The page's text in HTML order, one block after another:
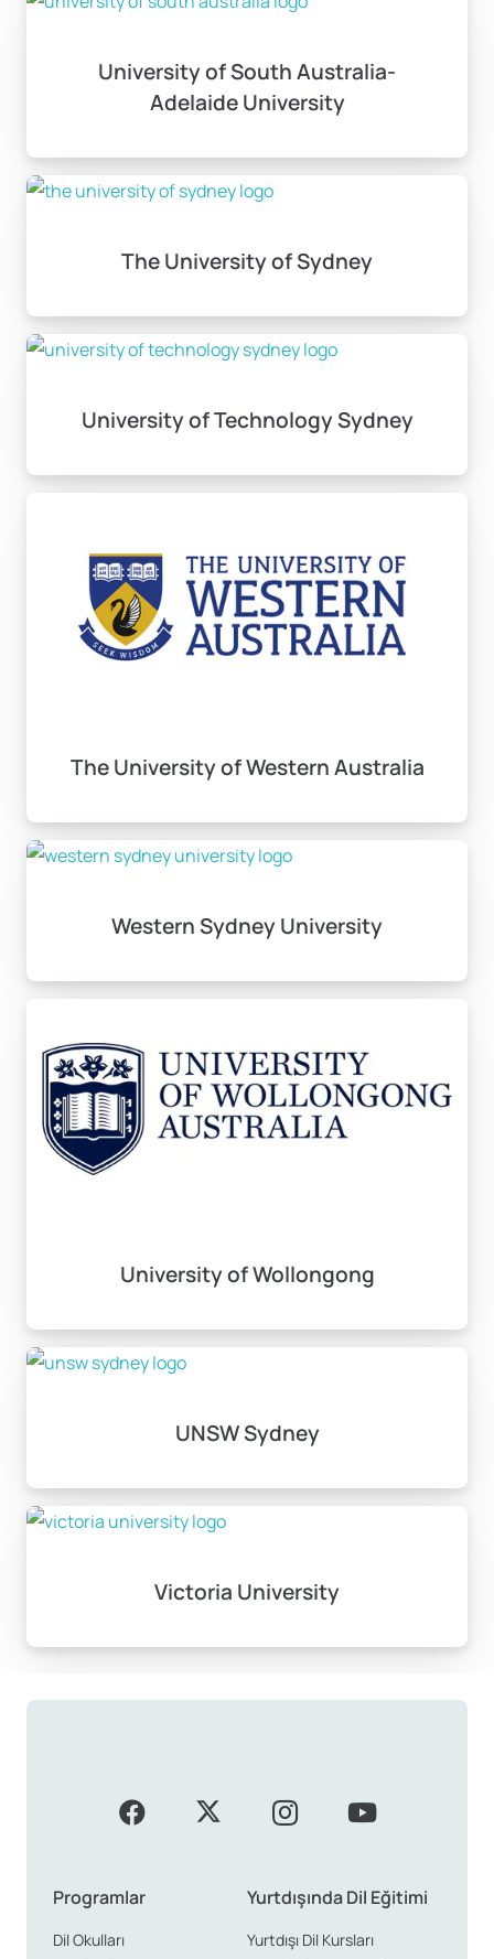
University of South Australia-
Adelaide University
The University of Sydney
University of Technology Sydney
The University of Western Australia
Western Sydney University
University of Wollongong
UNSW Sydney
Victoria University
Programlar
Dil Okulları
Yurtdışında Dil Eğitimi
Yurtdışı Dil Kursları